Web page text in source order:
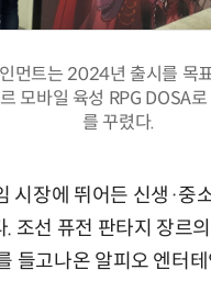
먼트는 2024년 출시를 목
모바일 육성 RPG DOSA
를 꾸렸다.
시장에 뛰어든 신생·중
. 조선 퓨전 판타지 장르
들고나온 알피오 엔터